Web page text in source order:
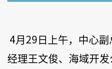
4月29日上午，中心
经理王文俊、海域开